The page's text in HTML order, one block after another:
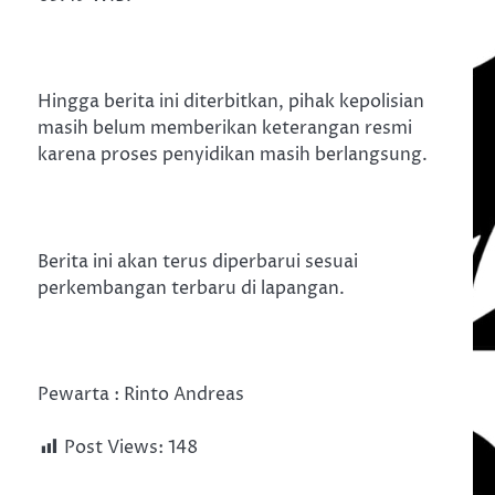
Hingga berita ini diterbitkan, pihak kepolisian
masih belum memberikan keterangan resmi
karena proses penyidikan masih berlangsung.
Berita ini akan terus diperbarui sesuai
perkembangan terbaru di lapangan.
Pewarta : Rinto Andreas
Post Views: 148